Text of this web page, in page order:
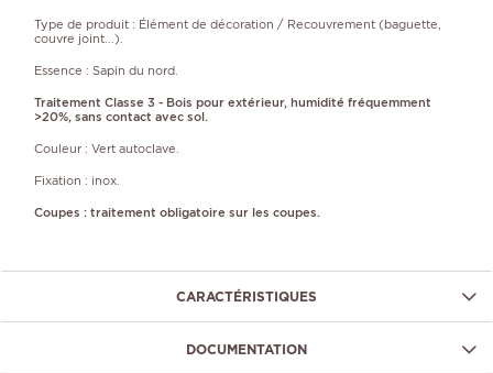
Type de produit : Élément de décoration / Recouvrement (baguette,
couvre joint...).
Essence : Sapin du nord.
Traitement Classe 3 - Bois pour extérieur, humidité fréquemment
>20%, sans contact avec sol.
Couleur : Vert autoclave.
Fixation : inox.
Coupes : traitement obligatoire sur les coupes.
CARACTÉRISTIQUES
DOCUMENTATION